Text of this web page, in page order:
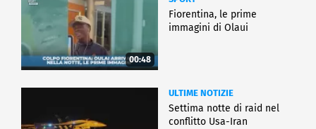
00:48
Fiorentina, le prime
immagini di Olaui
ULTIME NOTIZIE
Settima notte di raid nel
conflitto Usa-Iran